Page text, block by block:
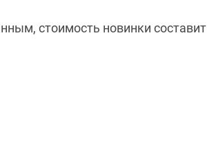
стоимость новинки составит